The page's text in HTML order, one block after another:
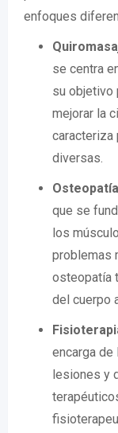
enfoques
se centra
su objetivo
mejorar la
caracteriza
diversas.
Osteopatía
que se
los
problemas
osteopatía
del cuerpo
encarga de
lesiones y